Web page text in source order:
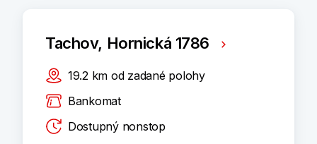
Tachov, Hornická 1786
19.2 km od zadané polohy
Bankomat
Dostupný nonstop